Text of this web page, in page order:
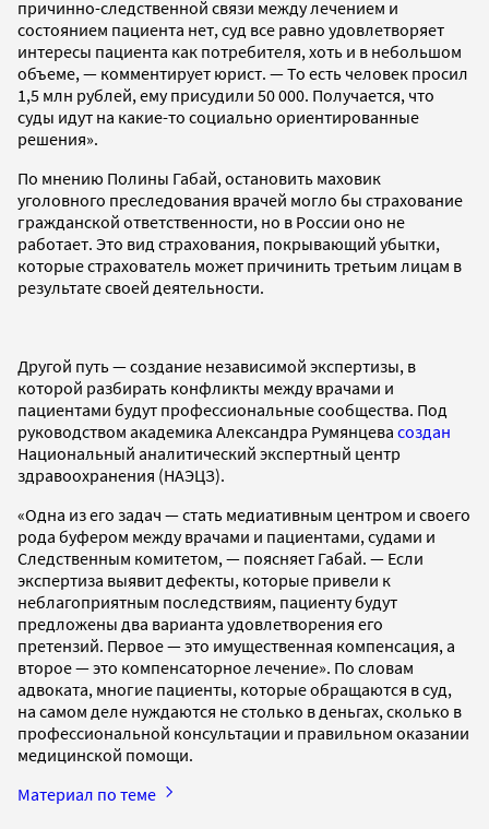
причинно-следственной связи между лечением и
состоянием пациента нет, суд все равно удовлетворяет
интересы пациента как потребителя, хоть и в небольшом
объеме, — комментирует юрист. — То есть человек просил
1,5 млн рублей, ему присудили 50 000. Получается, что
суды идут на какие-то социально ориентированные
решения».
По мнению Полины Габай, остановить маховик
уголовного преследования врачей могло бы страхование
гражданской ответственности, но в России оно не
работает. Это вид страхования, покрывающий убытки,
которые страхователь может причинить третьим лицам в
результате своей деятельности.
Другой путь — создание независимой экспертизы, в
которой разбирать конфликты между врачами и
пациентами будут профессиональные сообщества. Под
руководством академика Александра Румянцева создан
Национальный аналитический экспертный центр
здравоохранения (НАЭЦЗ).
«Одна из его задач — стать медиативным центром и своего
рода буфером между врачами и пациентами, судами и
Следственным комитетом, — поясняет Габай. — Если
экспертиза выявит дефекты, которые привели к
неблагоприятным последствиям, пациенту будут
предложены два варианта удовлетворения его
претензий. Первое — это имущественная компенсация, а
второе — это компенсаторное лечение». По словам
адвоката, многие пациенты, которые обращаются в суд,
на самом деле нуждаются не столько в деньгах, сколько в
профессиональной консультации и правильном оказании
медицинской помощи.
Материал по теме